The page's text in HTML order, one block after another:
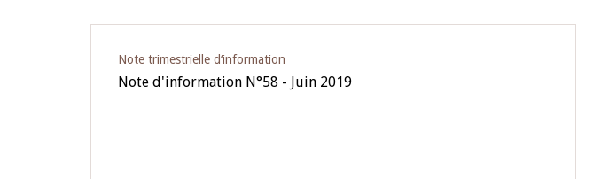
Note trimestrielle d‘information
Note d'information N°58 - Juin 2019